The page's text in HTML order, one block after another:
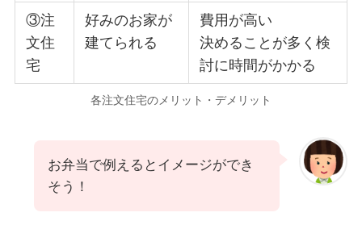
③注
文住
宅
好みのお家が
建てられる
費用が高い
決めることが多く検
討に時間がかかる
各注文住宅のメリット・デメリット
お弁当で例えるとイメージができ
そう！